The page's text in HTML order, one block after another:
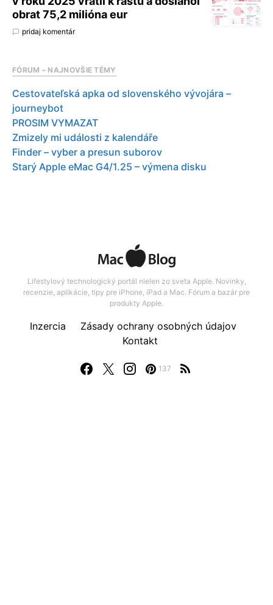
obrat 75,2 milióna eur
pridaj komentár
FÓRUM – NAJNOVŠIE TÉMY
Cestovateľská apka od slovenského vývojára –
journeybot
PROSIM VYMAZAT
Zmizely mi události z kalendáře
Finder – vyber a presun suborov
Starý Apple eMac G4/1.25 – výmena disku
Lifestylový technologický portál nielen zo sveta Apple. Novinky,
recenzie, aplikácie, tipy pre iPhone, iPad a Mac. Fórum a bazár pre
produkty Apple.
137
Inzercia
Zásady ochrany osobných údajov
Kontakt